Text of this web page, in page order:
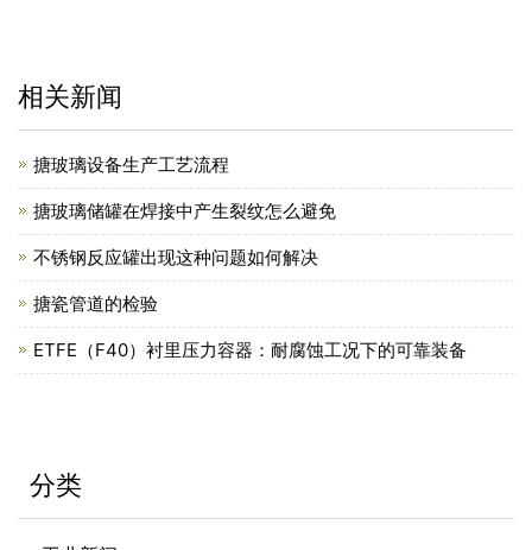
相关新闻
搪玻璃设备生产工艺流程
搪玻璃储罐在焊接中产生裂纹怎么避免
不锈钢反应罐出现这种问题如何解决
搪瓷管道的检验
ETFE（F40）衬里压力容器：耐腐蚀工况下的可靠装备
分类